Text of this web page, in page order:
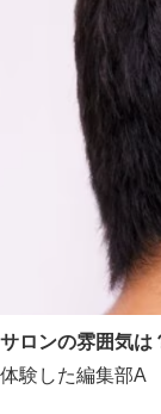
サロンの雰囲気は
体験した編集部A